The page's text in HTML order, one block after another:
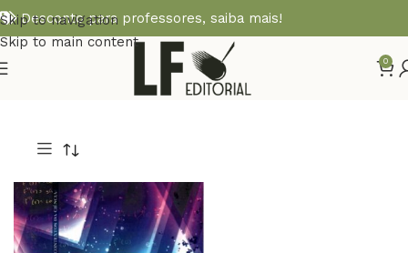
Skip to navigation
Skip to main content
Desconto para professores, saiba mais!
0